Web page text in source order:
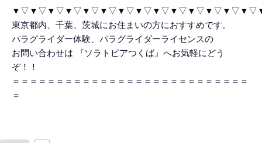
東京都内、千葉、茨城にお住まいの方におすすめです。
パラグライダー体験、パラグライダーライセンスの
お問い合わせは 『ソラトピアつくば』へお気軽にどう
ぞ！！
＝＝＝＝＝＝＝＝＝＝＝＝＝＝＝＝＝＝＝＝＝＝＝＝＝＝＝
＝